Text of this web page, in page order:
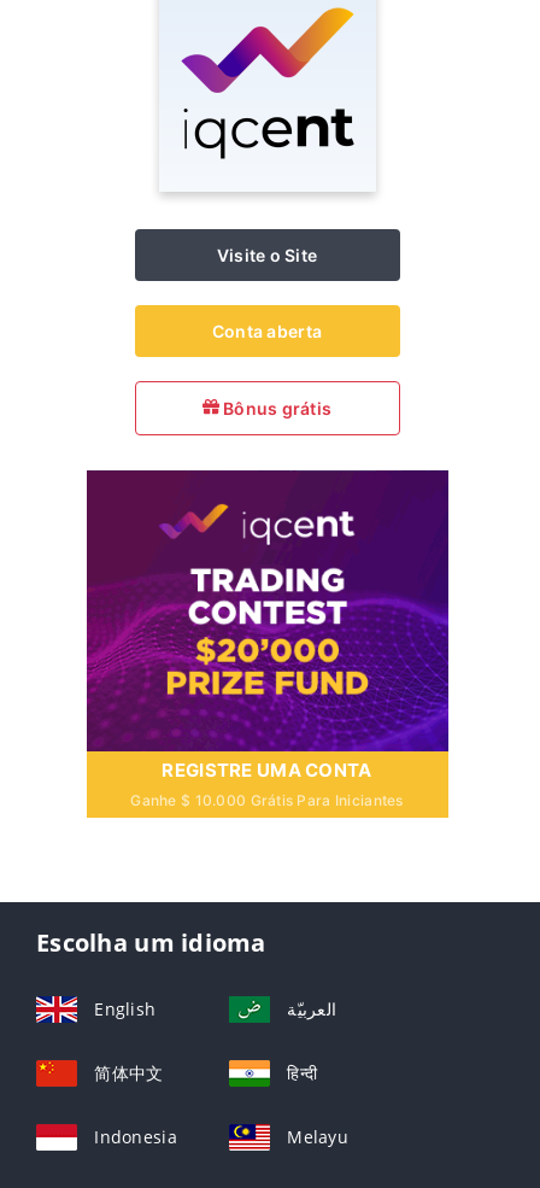
Visite o Site
Conta aberta
Bônus grátis
REGISTRE UMA CONTA
Ganhe $ 10.000 Grátis Para Iniciantes
Escolha um idioma
English العربيّة
简体中文 हिन्दी
Indonesia Melayu